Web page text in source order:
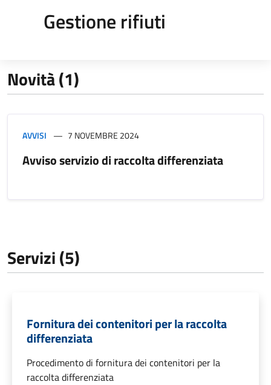
Gestione rifiuti
Novità (1)
AVVISI 7 NOVEMBRE 2024
Avviso servizio di raccolta differenziata
Servizi (5)
Fornitura dei contenitori per la raccolta
differenziata
Procedimento di fornitura dei contenitori per la
raccolta differenziata